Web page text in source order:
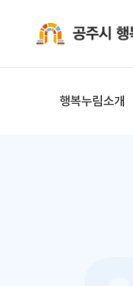
행복누림소개